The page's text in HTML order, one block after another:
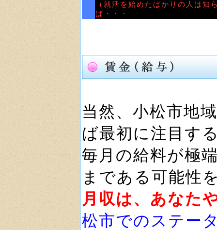
（就活を始めたばかりの人は
ば・・・
当然、小松市地
ば最初に注目す
毎月の給料が極
まである可能性
月収は、あなた
松市でのステー